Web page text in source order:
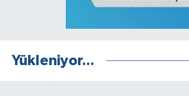
Yükleniyor...